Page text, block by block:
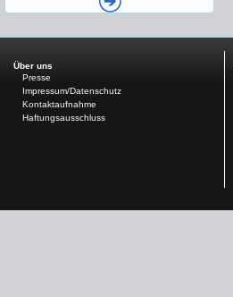
Über uns
Presse
Impressum/Datenschutz
Kontaktaufnahme
Haftungsausschluss